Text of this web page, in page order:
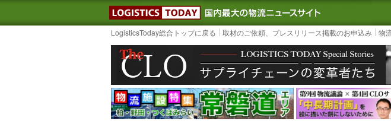
LOGISTICS TODAY｜国内最大の物流ニュー
LogisticsToday総合トップに戻る 取材のご依頼、プレスリリース掲載のお申込み 物